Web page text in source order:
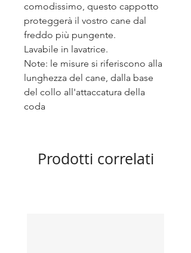
comodissimo, questo cappotto
proteggerà il vostro cane dal
freddo più pungente.
Lavabile in lavatrice.
Note: le misure si riferiscono alla
lunghezza del cane, dalla base
del collo all'attaccatura della
coda
Prodotti correlati